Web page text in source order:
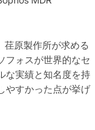
荏原製作所が求める
フォスが世界的なセ
な実績と知名度を持
やすかった点が挙げ